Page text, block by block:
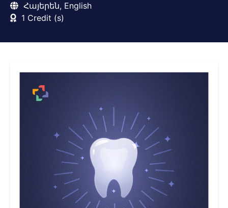
Հայերեն, English
1 Credit (s)